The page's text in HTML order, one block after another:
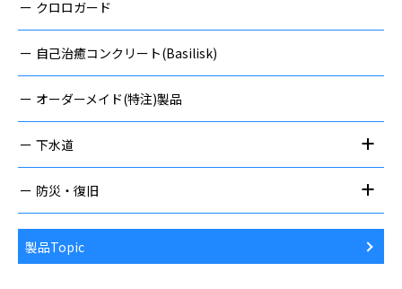
クロロガード
自己治癒コンクリート(Basilisk)
オーダーメイド(特注)製品
下水道
防災・復旧
製品Topic